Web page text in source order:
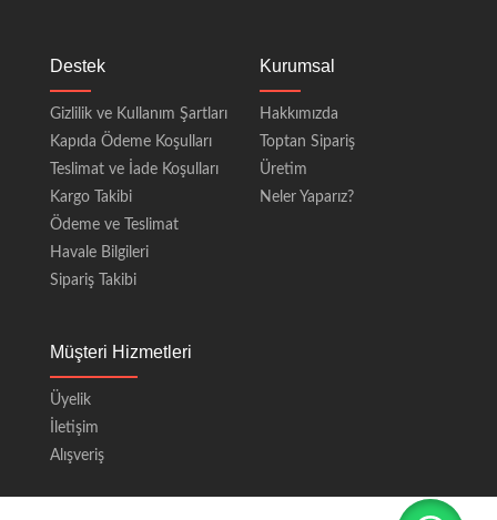
Destek
Gizlilik ve Kullanım Şartları
Kapıda Ödeme Koşulları
Teslimat ve İade Koşulları
Kargo Takibi
Ödeme ve Teslimat
Havale Bilgileri
Sipariş Takibi
Kurumsal
Hakkımızda
Toptan Sipariş
Üretim
Neler Yaparız?
Müşteri Hizmetleri
Üyelik
İletişim
Alışveriş